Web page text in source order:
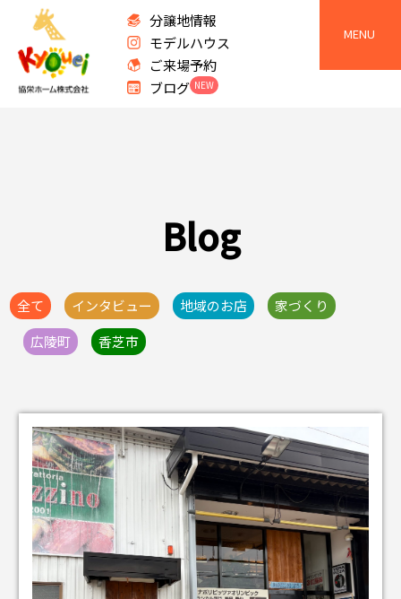
分譲地情報
モデルハウス
ご来場予約
ブログ NEW
MENU
Blog
全て インタビュー 地域のお店
家づくり
広陵町
香芝市